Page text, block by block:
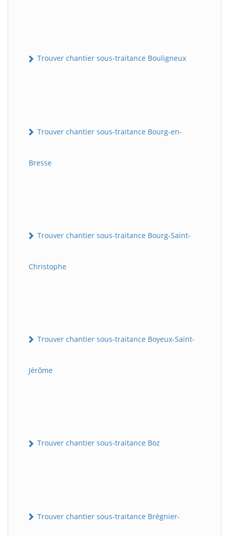
Trouver chantier sous-traitance Bouligneux
Trouver chantier sous-traitance Bourg-en-
Bresse
Trouver chantier sous-traitance Bourg-Saint-
Christophe
Trouver chantier sous-traitance Boyeux-Saint-
Jérôme
Trouver chantier sous-traitance Boz
Trouver chantier sous-traitance Brégnier-